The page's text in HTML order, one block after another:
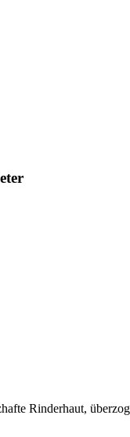
Rinderhaut,